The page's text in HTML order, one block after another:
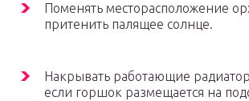
Поменять месторасположение
притенить палящее солнце.
Накрывать работающие
если горшок размещается на